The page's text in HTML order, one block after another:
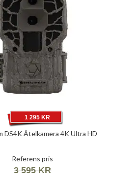
DS4K Åtelkamera 4K Ultra HD
1 295 KR
Referens pris
3 595 KR